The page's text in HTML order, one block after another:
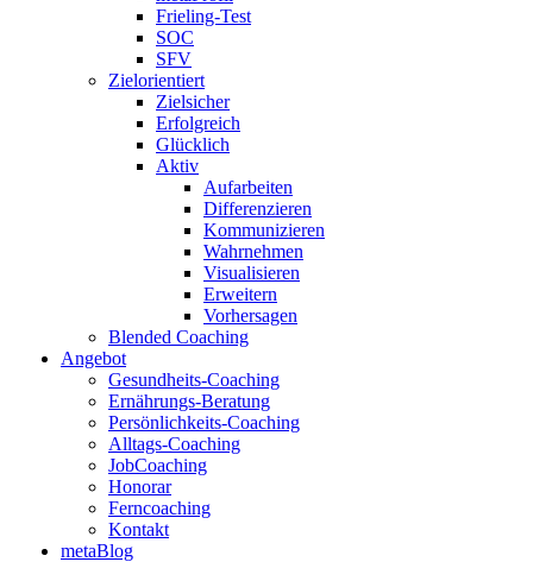
Frieling-Test
SOC
SFV
Zielorientiert
Zielsicher
Erfolgreich
Glücklich
Aktiv
Aufarbeiten
Differenzieren
Kommunizieren
Wahrnehmen
Visualisieren
Erweitern
Vorhersagen
Blended Coaching
Angebot
Gesundheits-Coaching
Ernährungs-Beratung
Persönlichkeits-Coaching
Alltags-Coaching
JobCoaching
Honorar
Ferncoaching
Kontakt
metaBlog